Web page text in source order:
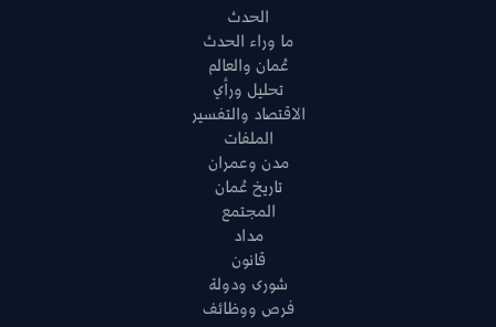
الحدث
ما وراء الحدث
عُمان والعالم
تحليل ورأي
الاقتصاد والتفسير
الملفات
مدن وعمران
تاريخ عُمان
المجتمع
مداد
قانون
شورى ودولة
فرص ووظائف